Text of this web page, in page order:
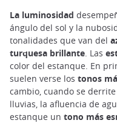
La luminosidad
ángulo del sol y la
tonalidades que van del
turquesa brillante . Las
color del estanque. En
suelen verse los tonos
cambio, cuando se
lluvias, la afluencia de
estanque un tono más